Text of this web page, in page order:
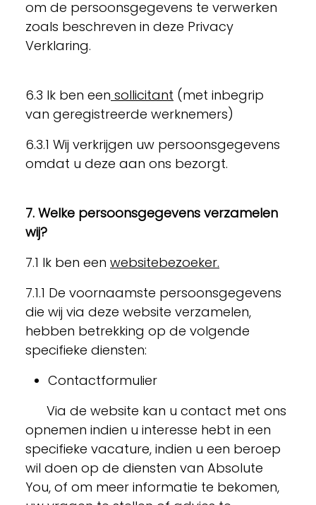
om de persoonsgegevens te verwerken
zoals beschreven in deze Privacy
Verklaring.
6.3 Ik ben een sollicitant (met inbegrip
van geregistreerde werknemers)
6.3.1 Wij verkrijgen uw persoonsgegevens
omdat u deze aan ons bezorgt.
7. Welke persoonsgegevens verzamelen
wij?
7.1 Ik ben een websitebezoeker.
7.1.1 De voornaamste persoonsgegevens
die wij via deze website verzamelen,
hebben betrekking op de volgende
specifieke diensten:
Contactformulier
Via de website kan u contact met ons
opnemen indien u interesse hebt in een
specifieke vacature, indien u een beroep
wil doen op de diensten van Absolute
You, of om meer informatie te bekomen,